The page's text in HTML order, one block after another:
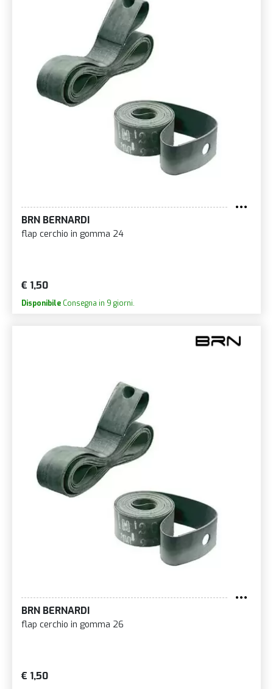
BRN BERNARDI
flap cerchio in gomma 24
€ 1,50
Disponibile Consegna in 9 giorni.
BRN BERNARDI
flap cerchio in gomma 26
€ 1,50